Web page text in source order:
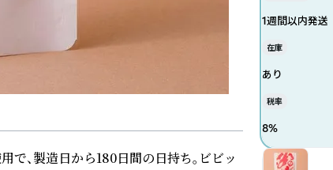
、製造日から180日間の日持ち。ビビッ
1週間以内発送
在庫
あり
税率
8%